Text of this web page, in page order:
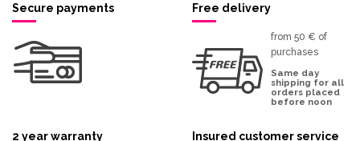
Secure payments Free delivery
from 50 € of
purchases
Same day
shipping for all
orders placed
before noon
2 year warranty Insured customer service